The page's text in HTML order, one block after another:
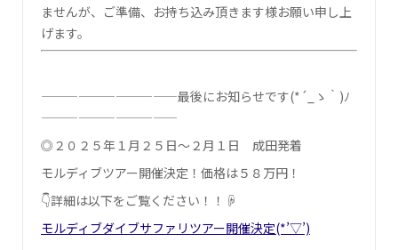
ませんが、ご準備、お持ち込み頂きます様お願い申し上
げます。
———————————最後にお知らせです(*´_ゝ｀)ﾉ
———————————
◎２０２５年１月２５日～２月１日 成田発着
モルディブツアー開催決定！価格は５８万円！
👇詳細は以下をご覧ください！！☟
モルディブダイブサファリツアー開催決定(*’▽’)